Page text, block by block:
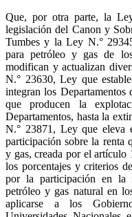
Que, por otra parte, la
legislación del Canon y
Tumbes y la Ley N.°
para petróleo y gas de
modifican y actualizan
N.° 23630, Ley que
integran los
que producen la
Departamentos, hasta la
N.° 23871, Ley que
participación sobre la renta
y gas, creada por el
los porcentajes y criterios
por la participación en la
petróleo y gas natural en
aplicarse a los